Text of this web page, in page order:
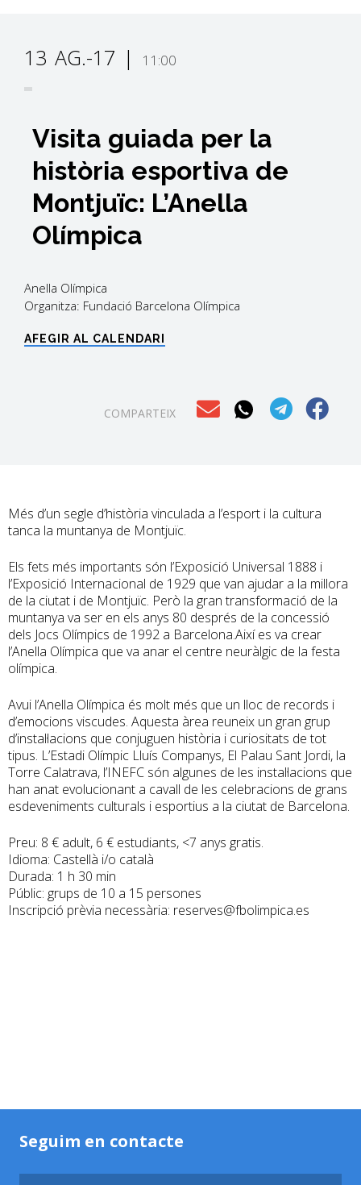
13 AG.-17 11:00
Visita guiada per la
història esportiva de
Montjuïc: L’Anella
Olímpica
Anella Olímpica
Organitza: Fundació Barcelona Olímpica
AFEGIR AL CALENDARI
COMPARTEIX
Més d’un segle d’història vinculada a l’esport i la cultura
tanca la muntanya de Montjuïc.
Els fets més importants són l’Exposició Universal 1888 i
l’Exposició Internacional de 1929 que van ajudar a la millora
de la ciutat i de Montjuïc. Però la gran transformació de la
muntanya va ser en els anys 80 després de la concessió
dels Jocs Olímpics de 1992 a Barcelona.Així es va crear
l’Anella Olímpica que va anar el centre neuràlgic de la festa
olímpica.
Avui l’Anella Olímpica és molt més que un lloc de records i
d’emocions viscudes. Aquesta àrea reuneix un gran grup
d’instal·lacions que conjuguen història i curiositats de tot
tipus. L’Estadi Olímpic Lluís Companys, El Palau Sant Jordi, la
Torre Calatrava, l’INEFC són algunes de les instal·lacions que
han anat evolucionant a cavall de les celebracions de grans
esdeveniments culturals i esportius a la ciutat de Barcelona.
Preu: 8 € adult, 6 € estudiants, <7 anys gratis.
Idioma: Castellà i/o català
Durada: 1 h 30 min
Públic: grups de 10 a 15 persones
Inscripció prèvia necessària: reserves@fbolimpica.es
Seguim en contacte